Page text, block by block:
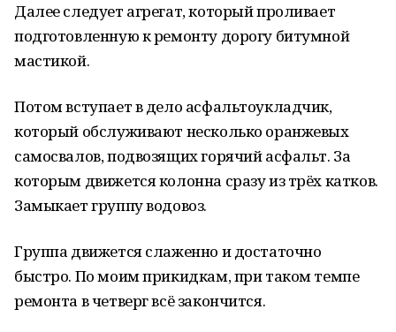
Далее следует агрегат, который проливает
подготовленную к ремонту дорогу битумной
мастикой.
Потом вступает в дело асфальтоукладчик,
который обслуживают несколько оранжевых
самосвалов, подвозящих горячий асфальт. За
которым движется колонна сразу из трёх катков.
Замыкает группу водовоз.
Группа движется слаженно и достаточно
быстро. По моим прикидкам, при таком темпе
ремонта в четверг всё закончится.